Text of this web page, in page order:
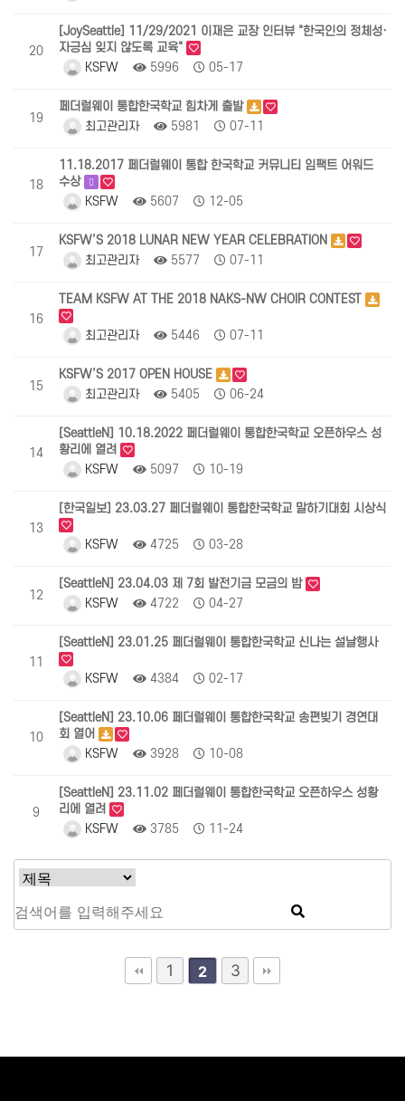
20
[JoySeattle] 11/29/2021 이재은 교장 인터뷰 "한국인의 정체성·
자긍심 잊지 않도록 교육"
KSFW
5996 05-17
19
페더럴웨이 통합한국학교 힘차게 출발
최고관리자
5981 07-11
18
11.18.2017 페더럴웨이 통합 한국학교 커뮤니티 임팩트 어워드
수상
KSFW
5607 12-05
17
KSFW’S 2018 LUNAR NEW YEAR CELEBRATION
최고관리자
5577 07-11
16
TEAM KSFW AT THE 2018 NAKS-NW CHOIR CONTEST
최고관리자 5446 07-11
15
KSFW’S 2017 OPEN HOUSE
최고관리자
5405 06-24
14
[SeattleN] 10.18.2022 페더럴웨이 통합한국학교 오픈하우스 성
황리에 열려
KSFW
5097 10-19
13
[한국일보] 23.03.27 페더럴웨이 통합한국학교 말하기대회 시상식
KSFW 4725 03-28
12
[SeattleN] 23.04.03 제 7회 발전기금 모금의 밤
KSFW
4722 04-27
11
[SeattleN] 23.01.25 페더럴웨이 통합한국학교 신나는 설날행사
KSFW 4384 02-17
10
[SeattleN] 23.10.06 페더럴웨이 통합한국학교 송편빚기 경연대
회 열어
KSFW
3928 10-08
9
[SeattleN] 23.11.02 페더럴웨이 통합한국학교 오픈하우스 성황
리에 열려
KSFW
3785 11-24
1 2 3